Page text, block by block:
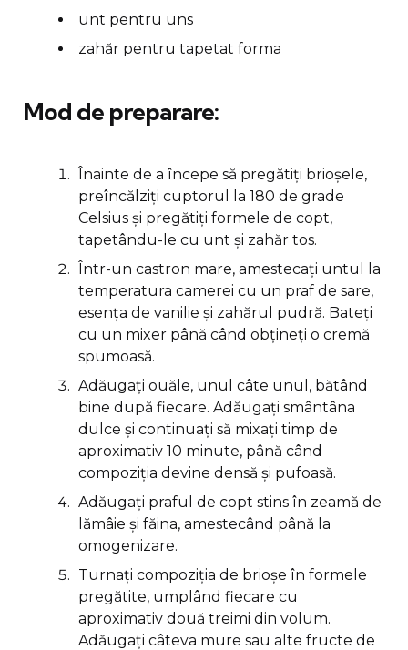
unt pentru uns
zahăr pentru tapetat forma
Mod de preparare:
Înainte de a începe să pregătiți brioșele,
preîncălziți cuptorul la 180 de grade
Celsius și pregătiți formele de copt,
tapetându-le cu unt și zahăr tos.
Într-un castron mare, amestecați untul la
temperatura camerei cu un praf de sare,
esența de vanilie și zahărul pudră. Bateți
cu un mixer până când obțineți o cremă
spumoasă.
Adăugați ouăle, unul câte unul, bătând
bine după fiecare. Adăugați smântâna
dulce și continuați să mixați timp de
aproximativ 10 minute, până când
compoziția devine densă și pufoasă.
Adăugați praful de copt stins în zeamă de
lămâie și făina, amestecând până la
omogenizare.
Turnați compoziția de brioșe în formele
pregătite, umplând fiecare cu
aproximativ două treimi din volum.
Adăugați câteva mure sau alte fructe de